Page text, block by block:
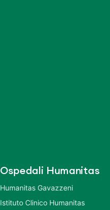
Ospedali Humanitas
Humanitas Gavazzeni
Istituto Clinico Humanitas